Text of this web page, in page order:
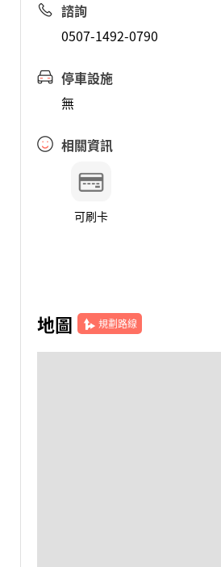
諮詢
0507-1492-0790
停車設施
無
相關資訊
可刷卡
地圖 規劃路線